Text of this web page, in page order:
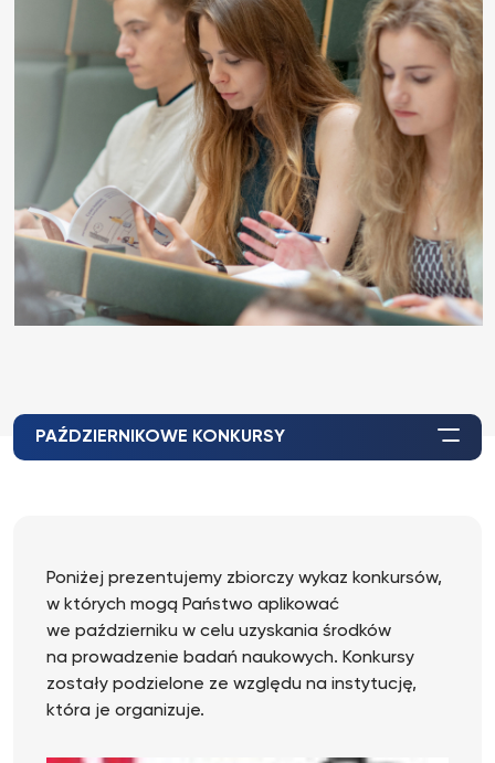
PAŹDZIERNIKOWE KONKURSY
Poniżej prezentujemy zbiorczy wykaz konkursów,
w których mogą Państwo aplikować
we październiku w celu uzyskania środków
na prowadzenie badań naukowych. Konkursy
zostały podzielone ze względu na instytucję,
która je organizuje.